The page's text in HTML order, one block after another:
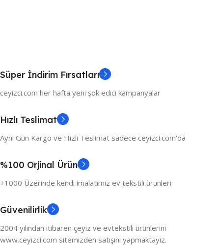
Süper İndirim Fırsatları
ceyizci.com her hafta yeni şok edici kampanyalar
Hızlı Teslimat
Aynı Gün Kargo ve Hızlı Teslimat sadece ceyizci.com'da
%100 Orjinal Ürün
+1000 Üzerinde kendi imalatımız ev tekstili ürünleri
Güvenilirlik
2004 yılından itibaren çeyiz ve evtekstili ürünlerini
www.ceyizci.com sitemizden satışını yapmaktayız.